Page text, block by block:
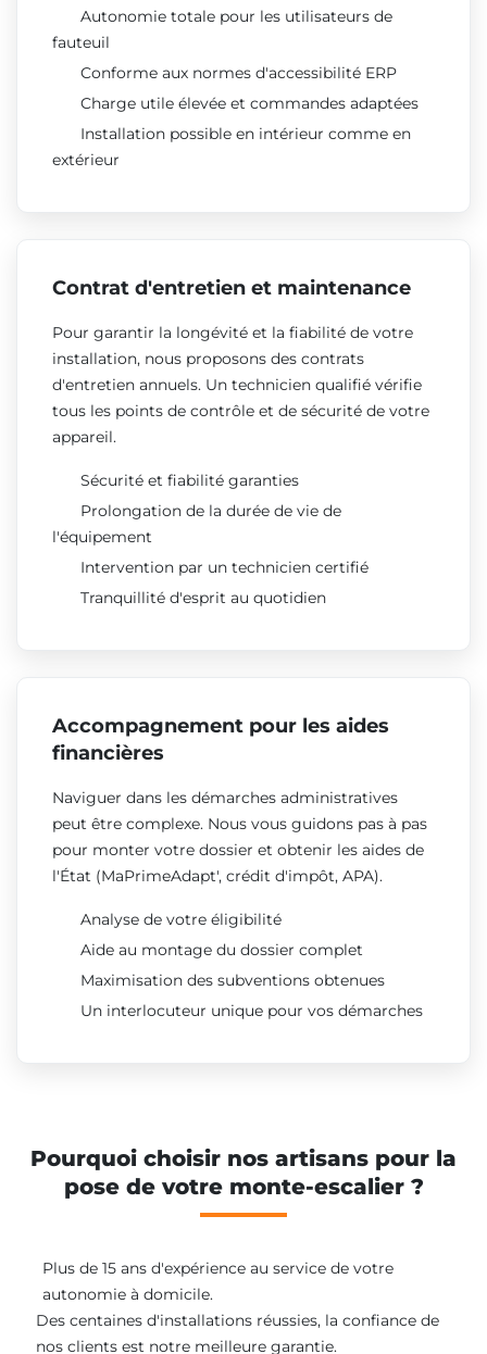
Autonomie totale pour les utilisateurs de
fauteuil
Conforme aux normes d'accessibilité ERP
Charge utile élevée et commandes adaptées
Installation possible en intérieur comme en
extérieur
Contrat d'entretien et maintenance
Pour garantir la longévité et la fiabilité de votre
installation, nous proposons des contrats
d'entretien annuels. Un technicien qualifié vérifie
tous les points de contrôle et de sécurité de votre
appareil.
Sécurité et fiabilité garanties
Prolongation de la durée de vie de
l'équipement
Intervention par un technicien certifié
Tranquillité d'esprit au quotidien
Accompagnement pour les aides
financières
Naviguer dans les démarches administratives
peut être complexe. Nous vous guidons pas à pas
pour monter votre dossier et obtenir les aides de
l'État (MaPrimeAdapt', crédit d'impôt, APA).
Analyse de votre éligibilité
Aide au montage du dossier complet
Maximisation des subventions obtenues
Un interlocuteur unique pour vos démarches
Pourquoi choisir nos artisans pour la
pose de votre monte-escalier ?
Plus de 15 ans d'expérience au service de votre
autonomie à domicile.
Des centaines d'installations réussies, la confiance de
nos clients est notre meilleure garantie.